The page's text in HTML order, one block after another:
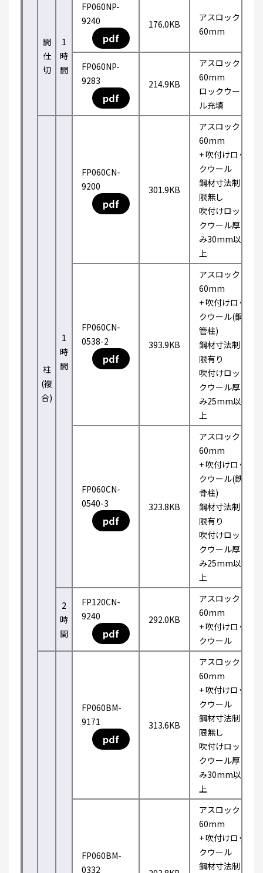
間
仕
切
1
時
間
FP060NP-
9240
pdf
176.0KB
アスロック
60mm
FP060NP-
9283
pdf
214.9KB
アスロック
60mm
ロックウー
ル充填
柱
(複
合)
1
時
間
FP060CN-
9200
pdf
301.9KB
アスロック
60mm
+ 吹付けロッ
クウール
鋼材寸法制
限無し
吹付けロッ
クウール厚
み30mm以
上
FP060CN-
0538-2
pdf
393.9KB
アスロック
60mm
+ 吹付けロッ
クウール(鋼
管柱)
鋼材寸法制
限有り
吹付けロッ
クウール厚
み25mm以
上
FP060CN-
0540-3
pdf
323.8KB
アスロック
60mm
+ 吹付けロッ
クウール(鉄
骨柱)
鋼材寸法制
限有り
吹付けロッ
クウール厚
み25mm以
上
2
時
間
FP120CN-
9240
pdf
292.0KB
アスロック
60mm
+ 吹付けロッ
クウール
FP060BM-
9171
pdf
313.6KB
アスロック
60mm
+ 吹付けロッ
クウール
鋼材寸法制
限無し
吹付けロッ
クウール厚
み30mm以
上
FP060BM-
0332
アスロック
60mm
+ 吹付けロッ
クウール
鋼材寸法制